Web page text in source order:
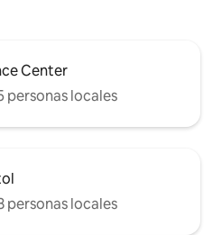
Center
personas locales
personas locales